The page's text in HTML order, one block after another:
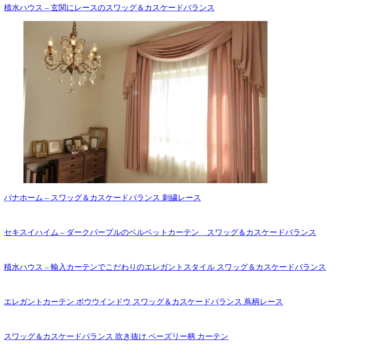
積水ハウス – 玄関にレースのスワッグ＆カスケードバランス
パナホーム – スワッグ＆カスケードバランス 刺繍レース
セキスイハイム – ダークパープルのベルベットカーテン スワッグ＆カスケードバランス
積水ハウス – 輸入カーテンでこだわりのエレガントスタイル スワッグ＆カスケードバランス
エレガントカーテン ボウウインドウ スワッグ＆カスケードバランス 蔦柄レース
スワッグ＆カスケードバランス 吹き抜け ペーズリー柄 カーテン